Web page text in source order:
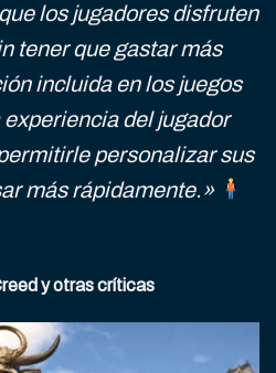
los jugadores disfruten
tener que gastar más
incluida en los juegos
del jugador
personalizar sus
más rápidamente.»
y otras críticas